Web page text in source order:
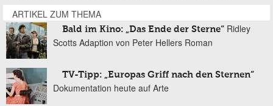
ARTIKEL ZUM THEMA
Bald im Kino: „Das Ende der Sterne“ Ridley
Scotts Adaption von Peter Hellers Roman
TV-Tipp: „Europas Griff nach den Sternen“
Dokumentation heute auf Arte